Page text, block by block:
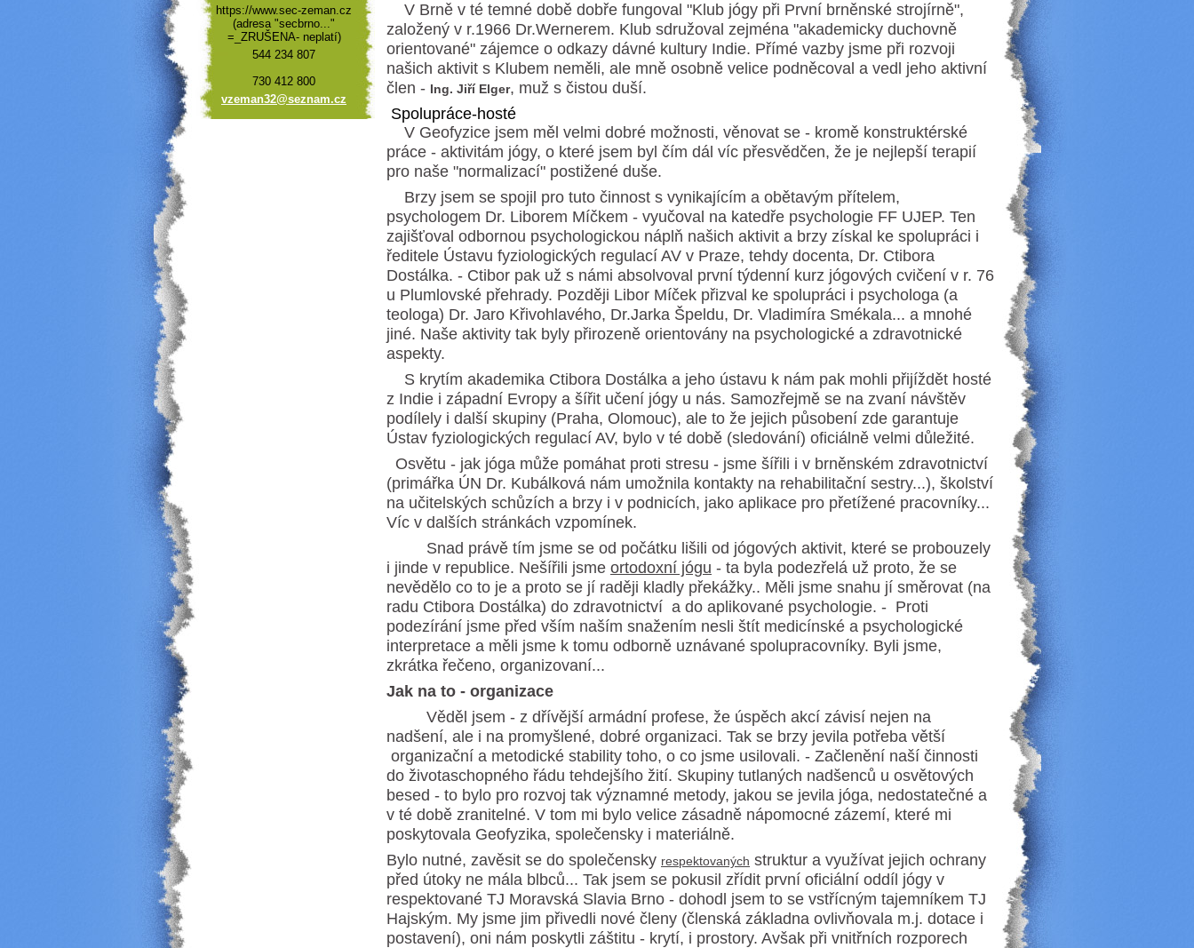
V Brně v té temné době dobře fungoval "Klub jógy při První brněnské strojírně",
založený v r.1966 Dr.Wernerem. Klub sdružoval zejména "akademicky duchovně
orientované" zájemce o odkazy dávné kultury Indie. Přímé vazby jsme při rozvoji
našich aktivit s Klubem neměli, ale mně osobně velice podněcoval a vedl jeho aktivní
člen - Ing. Jiří Elger, muž s čistou duší.
Spolupráce-hosté
V Geofyzice jsem měl velmi dobré možnosti, věnovat se - kromě konstruktérské
práce - aktivitám jógy, o které jsem byl čím dál víc přesvědčen, že je nejlepší terapií
pro naše "normalizací" postižené duše.
Brzy jsem se spojil pro tuto činnost s vynikajícím a obětavým přítelem,
psychologem Dr. Liborem Míčkem - vyučoval na katedře psychologie FF UJEP. Ten
zajišťoval odbornou psychologickou náplň našich aktivit a brzy získal ke spolupráci i
ředitele Ústavu fyziologických regulací AV v Praze, tehdy docenta, Dr. Ctibora
Dostálka. - Ctibor pak už s námi absolvoval první týdenní kurz jógových cvičení v r. 76
u Plumlovské přehrady. Později Libor Míček přizval ke spolupráci i psychologa (a
teologa) Dr. Jaro Křivohlavého, Dr.Jarka Špeldu, Dr. Vladimíra Smékala... a mnohé
jiné. Naše aktivity tak byly přirozeně orientovány na psychologické a zdravotnické
aspekty.
S krytím akademika Ctibora Dostálka a jeho ústavu k nám pak mohli přijíždět hosté
z Indie i západní Evropy a šířit učení jógy u nás. Samozřejmě se na zvaní návštěv
podílely i další skupiny (Praha, Olomouc), ale to že jejich působení zde garantuje
Ústav fyziologických regulací AV, bylo v té době (sledování) oficiálně velmi důležité.
Osvětu - jak jóga může pomáhat proti stresu - jsme šířili i v brněnském zdravotnictví
(primářka ÚN Dr. Kubálková nám umožnila kontakty na rehabilitační sestry...), školství
na učitelských schůzích a brzy i v podnicích, jako aplikace pro přetížené pracovníky...
Víc v dalších stránkách vzpomínek.
Snad právě tím jsme se od počátku lišili od jógových aktivit, které se probouzely
i jinde v republice. Nešířili jsme ortodoxní jógu - ta byla podezřelá už proto, že se
nevědělo co to je a proto se jí raději kladly překážky.. Měli jsme snahu jí směrovat (na
radu Ctibora Dostálka) do zdravotnictví a do aplikované psychologie. - Proti
podezírání jsme před vším naším snažením nesli štít medicínské a psychologické
interpretace a měli jsme k tomu odborně uznávané spolupracovníky. Byli jsme,
zkrátka řečeno, organizovaní...
Jak na to - organizace
Věděl jsem - z dřívější armádní profese, že úspěch akcí závisí nejen na
nadšení, ale i na promyšlené, dobré organizaci. Tak se brzy jevila potřeba větší
organizační a metodické stability toho, o co jsme usilovali. - Začlenění naší činnosti
do životaschopného řádu tehdejšího žití. Skupiny tutlaných nadšenců u osvětových
besed - to bylo pro rozvoj tak významné metody, jakou se jevila jóga, nedostatečné a
v té době zranitelné. V tom mi bylo velice zásadně nápomocné zázemí, které mi
poskytovala Geofyzika, společensky i materiálně.
Bylo nutné, zavěsit se do společensky respektovaných struktur a využívat jejich ochrany
před útoky ne mála blbců... Tak jsem se pokusil zřídit první oficiální oddíl jógy v
respektované TJ Moravská Slavia Brno - dohodl jsem to se vstřícným tajemníkem TJ
Hajským. My jsme jim přivedli nové členy (členská základna ovlivňovala m.j. dotace i
postavení), oni nám poskytli záštitu - krytí, i prostory. Avšak při vnitřních rozporech
https://www.sec-zeman.cz
(adresa "secbrno..."
=_ZRUŠENA- neplatí)
544 234 807
730 412 800
vzeman32@seznam.cz